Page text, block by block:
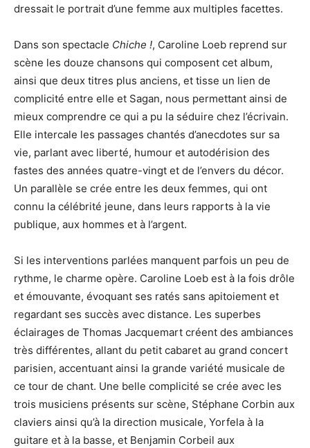
dressait le portrait d’une femme aux multiples facettes.
Dans son spectacle Chiche !, Caroline Loeb reprend sur
scène les douze chansons qui composent cet album,
ainsi que deux titres plus anciens, et tisse un lien de
complicité entre elle et Sagan, nous permettant ainsi de
mieux comprendre ce qui a pu la séduire chez l’écrivain.
Elle intercale les passages chantés d’anecdotes sur sa
vie, parlant avec liberté, humour et autodérision des
fastes des années quatre-vingt et de l’envers du décor.
Un parallèle se crée entre les deux femmes, qui ont
connu la célébrité jeune, dans leurs rapports à la vie
publique, aux hommes et à l’argent.
Si les interventions parlées manquent parfois un peu de
rythme, le charme opère. Caroline Loeb est à la fois drôle
et émouvante, évoquant ses ratés sans apitoiement et
regardant ses succès avec distance. Les superbes
éclairages de Thomas Jacquemart créent des ambiances
très différentes, allant du petit cabaret au grand concert
parisien, accentuant ainsi la grande variété musicale de
ce tour de chant. Une belle complicité se crée avec les
trois musiciens présents sur scène, Stéphane Corbin aux
claviers ainsi qu’à la direction musicale, Yorfela à la
guitare et à la basse, et Benjamin Corbeil aux